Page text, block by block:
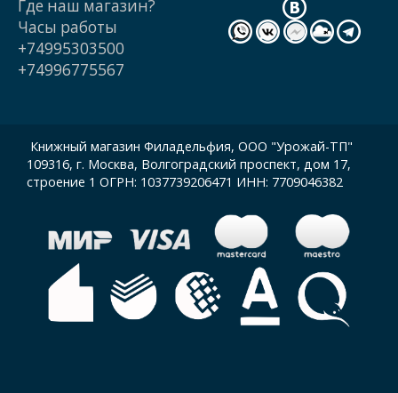
Где наш магазин?
Часы работы
+74995303500
+74996775567
Книжный магазин Филадельфия, ООО "Урожай-ТП"
109316, г. Москва, Волгоградский проспект, дом 17,
строение 1 ОГРН: 1037739206471 ИНН: 7709046382